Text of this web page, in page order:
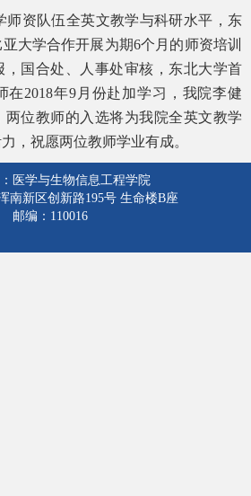
资队伍全英文教学与科研水平，东
大学合作开展为期6个月的师资培训
，国合处、人事处审核，东北大学首
在2018年9月份赴加学习，我院李健
位教师的入选将为我院全英文教学
，祝愿两位教师学业有成。
医学与生物信息工程学院
南新区创新路195号 生命楼B座
邮编：110016